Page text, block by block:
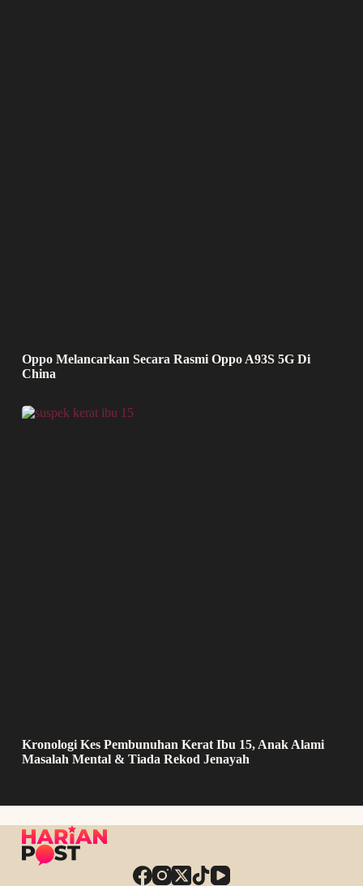
Oppo Melancarkan Secara Rasmi Oppo A93S 5G Di
China
Kronologi Kes Pembunuhan Kerat Ibu 15, Anak Alami
Masalah Mental & Tiada Rekod Jenayah